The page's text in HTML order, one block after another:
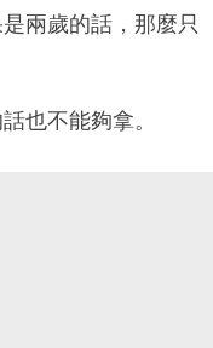
兩歲的話，那麼只
也不能夠拿。